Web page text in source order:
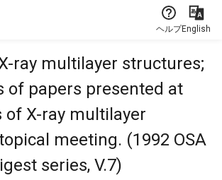
ヘルプEnglish
ray multilayer structures;
of papers presented at
of X-ray multilayer
meeting. (1992 OSA
series, V.7)